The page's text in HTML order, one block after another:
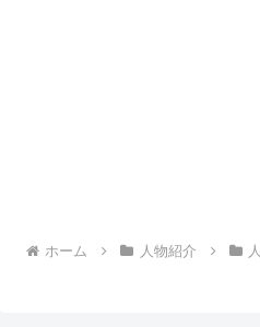
ホーム 人物紹介